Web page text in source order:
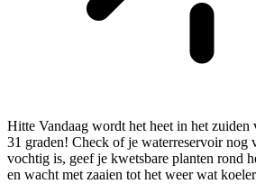
Hitte Vandaag wordt het heet in het
31 graden! Check of je waterreservoir nog
vochtig is, geef je kwetsbare planten rond
en wacht met zaaien tot het weer wat